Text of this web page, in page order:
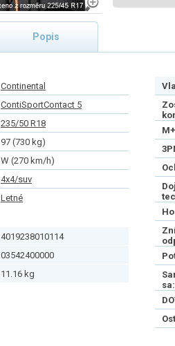
Popis
Continental
ContiSportContact 5
235/50 R18
97 (730 kg)
W (270 km/h)
4x4/suv
Letné
4019238010114
03542400000
11.16 kg
sa: